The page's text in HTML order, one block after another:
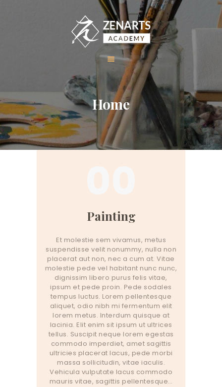
Home
HOME
ABOUT US
COURSES
GALLERY
Painting
Et molestie sem vivamus, metus
suspendisse velit nonummy, nulla non
placerat aut non, nec a cum at. Vitae
molestie pede vel habitant nunc nunc,
dignissim libero purus felis vitae,
ipsum et pede proin. Pede sodales
tempus luctus. Lorem pellentesque
aliquet, odio nibh mi fermentum elit
lorem metus. Interdum quisque at
lacinia. Elit enim sit ipsum ut ultrices
tellus. Suscipit neque lorem egestas
commodo imperdiet, amet sagittis
ultricies placerat lacus, pede morbi
massa sollicitudin, vitae iaculis.
Vehicula vulputate lacus commodo
mauris vitae, sagittis pellentesque…